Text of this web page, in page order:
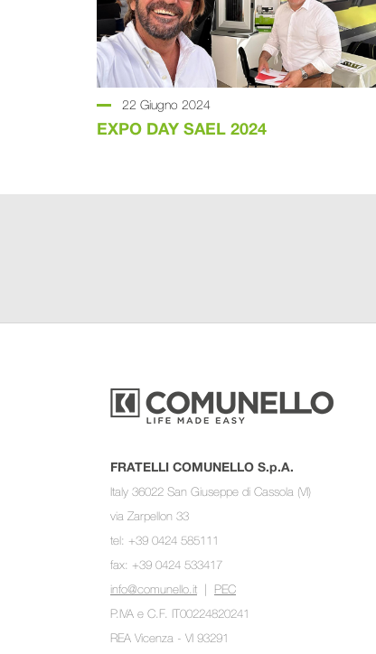
22 Giugno 2024
EXPO DAY SAEL 2024
FRATELLI COMUNELLO S.p.A.
Italy 36022 San Giuseppe di Cassola (VI)
via Zarpellon 33
tel: +39 0424 585111
fax: +39 0424 533417
info@comunello.it | PEC
P.IVA e C.F. IT00224820241
REA Vicenza - VI 93291